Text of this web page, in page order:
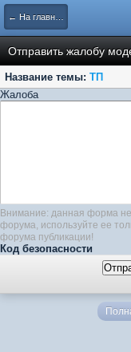
← На главную
Отправить жалобу
Название темы: ТП
Жалоба
Внимание: данная форма
форума, используйте ее
форума публикации!
Код безопасности